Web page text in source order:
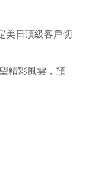
美日頂級客戶切
精彩風雲，預